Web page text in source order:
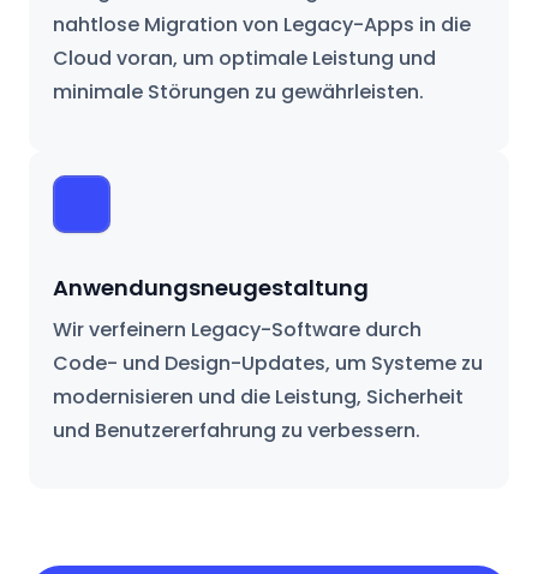
nahtlose Migration von Legacy-Apps in die
Cloud voran, um optimale Leistung und
minimale Störungen zu gewährleisten.
Anwendungsneugestaltung
Wir verfeinern Legacy-Software durch
Code- und Design-Updates, um Systeme zu
modernisieren und die Leistung, Sicherheit
und Benutzererfahrung zu verbessern.